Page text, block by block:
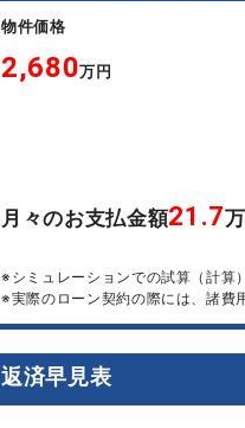
物件価格
2,680万円
月々のお支払金額21.7
※シミュレーションでの試算（計算
※実際のローン契約の際には、諸費
返済早見表